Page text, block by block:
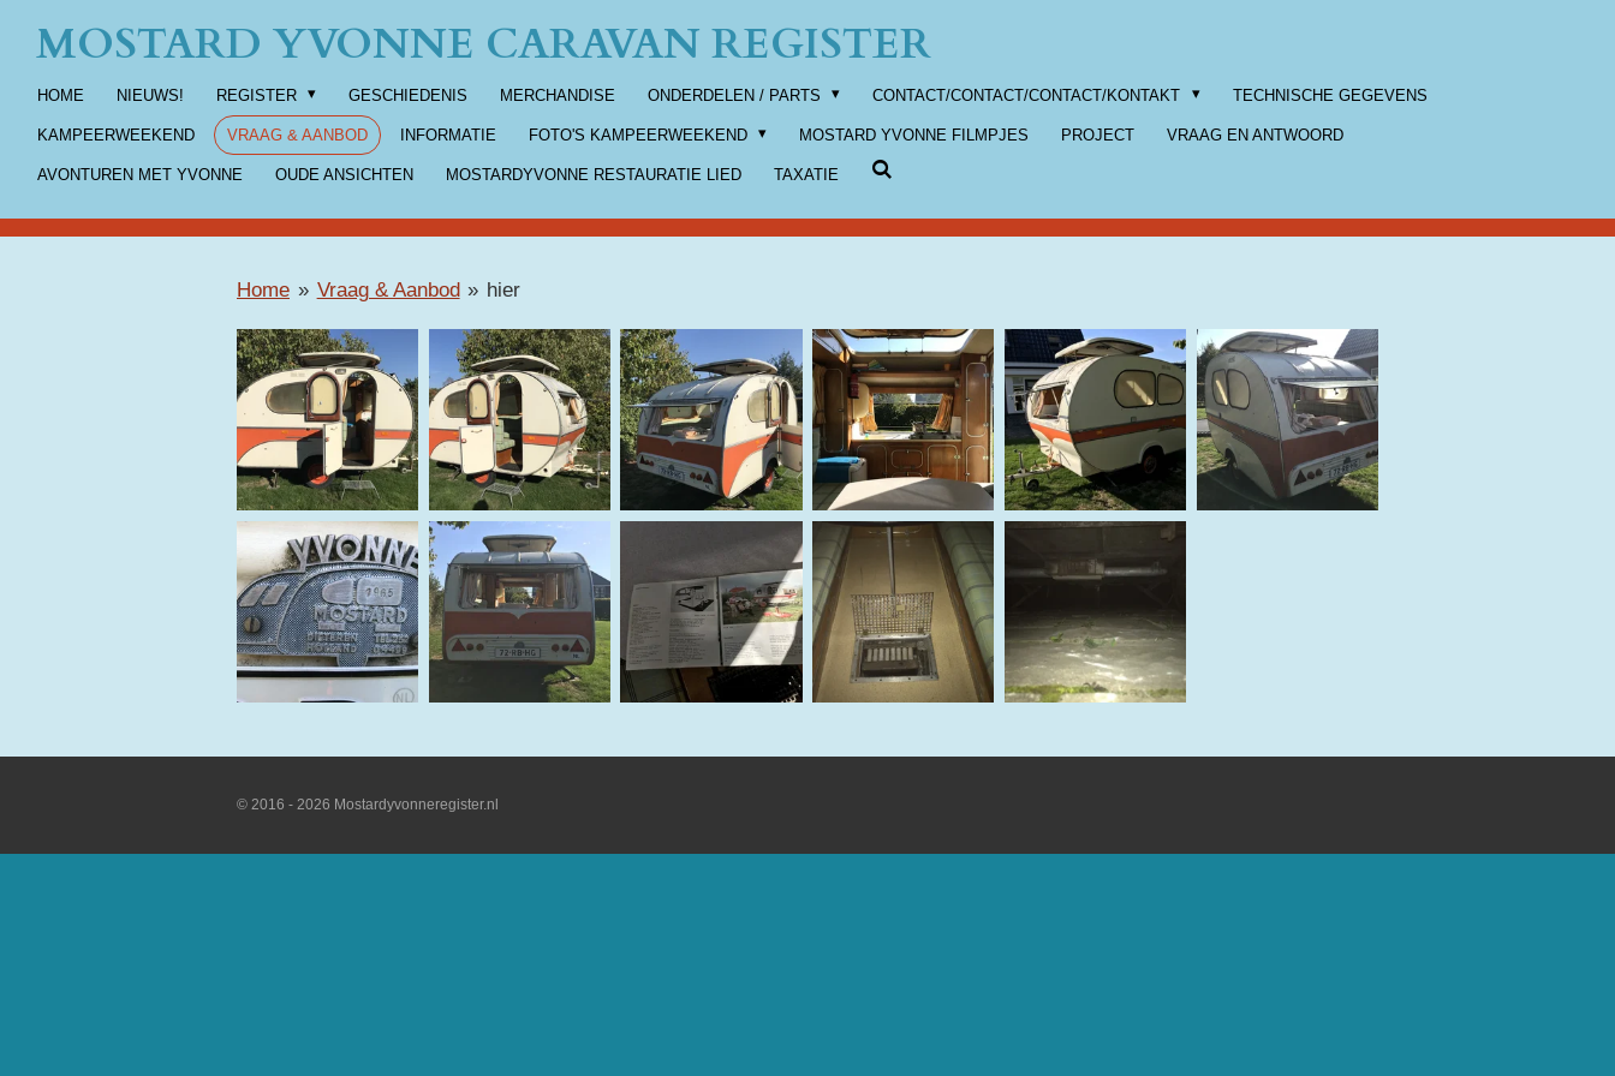
direct
naar
hoofdinhoud
MOSTARD YVONNE CARAVAN REGISTER
HOME NIEUWS! REGISTER GESCHIEDENIS MERCHANDISE ONDERDELEN / PARTS CONTACT/CONTACT/CONTACT/KONTAKT TECHNISCHE GEGEVENS
KAMPEERWEEKEND VRAAG & AANBOD INFORMATIE FOTO'S KAMPEERWEEKEND MOSTARD YVONNE FILMPJES PROJECT VRAAG EN ANTWOORD
AVONTUREN MET YVONNE OUDE ANSICHTEN MOSTARDYVONNE RESTAURATIE LIED TAXATIE
Home » Vraag & Aanbod » hier
© 2016 - 2026 Mostardyvonneregister.nl